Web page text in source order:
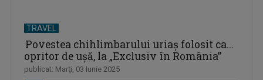
TRAVEL
Povestea chihlimbarului uriaş folosit ca...
opritor de uşă, la „Exclusiv în România”
publicat: Marţi, 03 Iunie 2025